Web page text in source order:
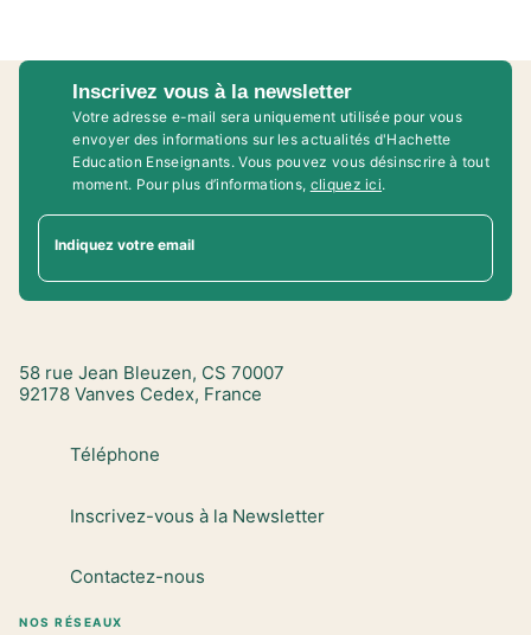
Inscrivez vous à la newsletter
Votre adresse e-mail sera uniquement utilisée pour vous
envoyer des informations sur les actualités d'Hachette
Education Enseignants. Vous pouvez vous désinscrire à tout
moment. Pour plus d’informations, cliquez ici.
Indiquez votre email
58 rue Jean Bleuzen, CS 70007
92178 Vanves Cedex, France
Téléphone
Inscrivez-vous à la Newsletter
Contactez-nous
NOS RÉSEAUX